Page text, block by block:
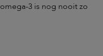
3 is nog nooit zo